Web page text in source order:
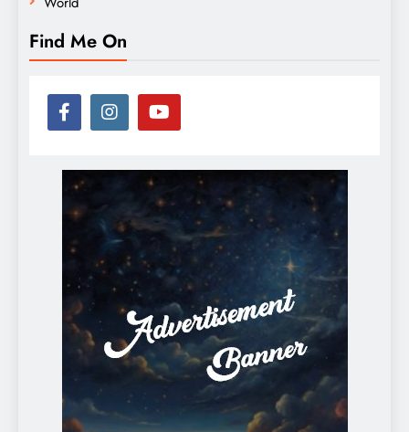
Find Me On